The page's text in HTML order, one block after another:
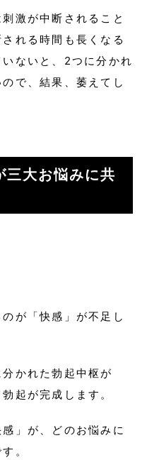
激が中断されること
れる時間も長くなる
ないと、2つに分かれ
で、結果、萎えてし
三大お悩みに共
が「快感」が不足し
かれた勃起中枢が
起が完成します。
」が、どのお悩みに
。